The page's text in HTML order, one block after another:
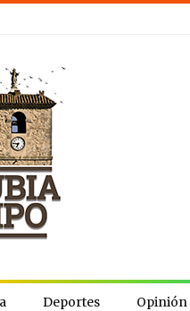
Deportes Opinión